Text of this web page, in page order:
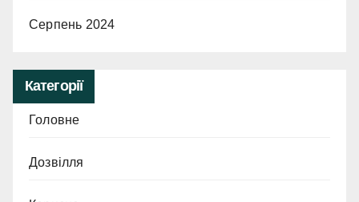
Серпень 2024
Категорії
Головне
Дозвілля